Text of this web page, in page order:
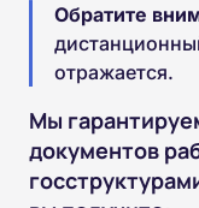
Обратите
отражается.
Мы
документов